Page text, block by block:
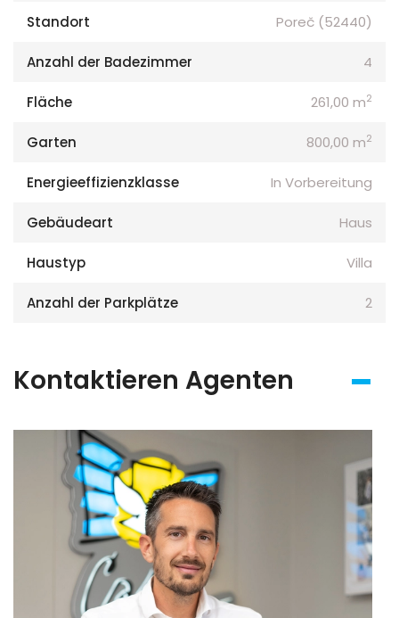
Standort Poreč (52440)
Anzahl der Badezimmer 4
Fläche 261,00 m2
Garten 800,00 m2
Energieeffizienzklasse In Vorbereitung
Gebäudeart Haus
Haustyp Villa
Anzahl der Parkplätze 2
Kontaktieren Agenten